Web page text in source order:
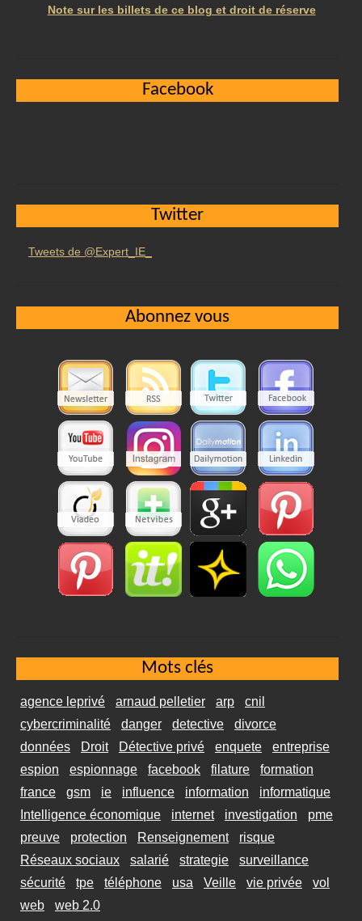
Note sur les billets de ce blog et droit de réserve
Facebook
Twitter
Tweets de @Expert_IE_
Abonnez vous
Mots clés
agence leprivé arnaud pelletier arp
cnil
cybercriminalité
danger detective
divorce
données
Droit Détective privé enquete
entreprise
espion
espionnage facebook filature
formation
france
gsm ie influence information
informatique
Intelligence économique
internet investigation
pme
preuve
protection Renseignement
risque
Réseaux sociaux
salarié strategie
surveillance
sécurité
tpe téléphone usa Veille vie privée
vol
web
web 2.0